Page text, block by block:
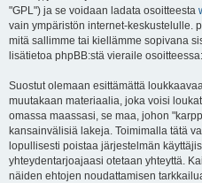
"GPL") ja se voidaan ladata osoitteesta
vain ympäristön internet-keskustelulle.
mitä sallimme tai kiellämme sopivana
lisätietoa phpBB:stä vieraile osoitteessa:
Suostut olemaan esittämättä
muutakaan materiaalia, joka voisi
omassa maassasi, se maa, johon
kansainvälisiä lakeja. Toimimalla tätä
lopullisesti poistaa järjestelmän
yhteydentarjoajaasi otetaan yhteyttä.
näiden ehtojen noudattamisen